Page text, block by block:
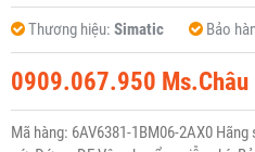
Thương hiệu: Simatic Bảo
0909.067.950 Ms.Châu
Mã hàng: 6AV6381-1BM06-2AX0